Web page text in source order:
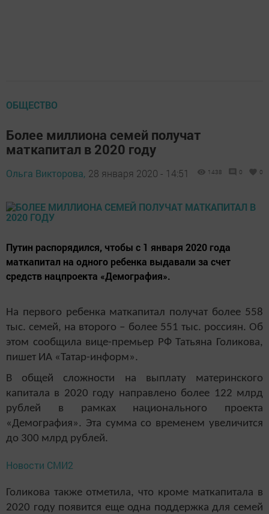
ОБЩЕСТВО
Более миллиона семей получат
маткапитал в 2020 году
Ольга Викторова, 28 января 2020 - 14:51 1438 0 0
Путин распорядился, чтобы с 1 января 2020 года
маткапитал на одного ребенка выдавали за счет
средств нацпроекта «Демография».
На первого ребенка маткапитал получат более 558
тыс. семей, на второго – более 551 тыс. россиян. Об
этом сообщила вице-премьер РФ Татьяна Голикова,
пишет ИА «Татар-информ».
В общей сложности на выплату материнского
капитала в 2020 году направлено более 122 млрд
рублей в рамках национального проекта
«Демография». Эта сумма со временем увеличится
до 300 млрд рублей.
Новости СМИ2
Голикова также отметила, что кроме маткапитала в
2020 году появится еще одна поддержка для семей